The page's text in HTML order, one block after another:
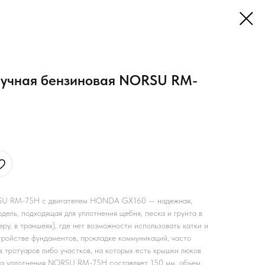
бензиновая NORSU RM-
RM-75H с двигателем HONDA GX160 — надежная,
подходящая для уплотнения щебня, песка и грунта в
в траншеях), где нет возможности использовать катки и
фундаментов, прокладке коммуникаций, часто
либо участков, на которых есть крышки люков
уплотнения NORSU RM-75H составляет 150 мм, объем